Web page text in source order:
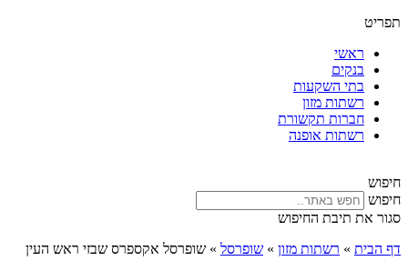
תפריט
ראשי
בנקים
בתי השקעות
רשתות מזון
חברות תקשורת
רשתות אופנה
חיפוש
חיפוש
סגור את תיבת החיפוש
דף הבית » רשתות מזון » שופרסל » שופרסל אקספרס שבזי ראש העין